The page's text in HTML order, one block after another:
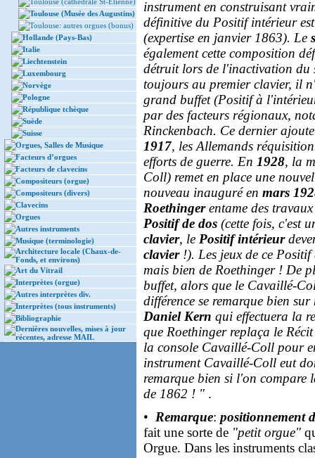
Toulouse (Musée des Augustins)
Toulouse: autres orgues (bonus)
Hollande (Pays-Bas)
Italie
Liechtenstein
Luxembourg
Norvège
Pologne
République tchèque
Suède
Suisse
Orgues, Salles de Musique
Facteurs d’orgues
Facteurs de clavecins
Compositeurs (orgue)
Compositeurs (divers)
Clavecins
Orgues
Autres instruments
Musique (terminologie)
Architecture locale (Chaux-de-
Fonds, et environs)
Art du Vitrail
Interprètes (orgue)
Autres interprètes div.
Interprètes (tous instruments)
Bibliographie
Dernières nouvelles, mises à jour
récentes, adresse MAIL
instrument en construisant
définitive du Positif intérieur
(expertise en janvier 1863). Le
également cette composition
détruit lors de l'inactivation du
toujours au premier clavier, il
grand buffet (Positif à
par des facteurs régionaux,
Rinckenbach. Ce dernier
1917, les Allemands
efforts de guerre. En 1928, la
Coll) remet en place une
nouveau inauguré en mars
Roethingerentame des
Positif de dos (cette fois, c'est
clavier, le Positif intérieur
clavier!). Les jeux de ce
mais bien de Roethinger ! De
buffet, alors que le Cavaillé-
différence se remarque bien
Daniel Kern qui effectuera la
que Roethinger replaça le
la console Cavaillé-Coll pour
instrument Cavaillé-Coll eut
remarque bien si l'on compare
de 1862 ! " .
• Remarque: positionnement
fait une sorte de "petit orgue"
Orgue. Dans les instruments